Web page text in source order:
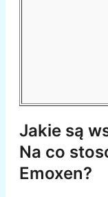
Jakie są
Na co
Emoxen?